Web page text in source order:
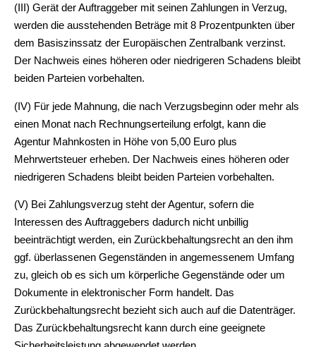
(III) Gerät der Auftraggeber mit seinen Zahlungen in Verzug,
werden die ausstehenden Beträge mit 8 Prozentpunkten über
dem Basiszinssatz der Europäischen Zentralbank verzinst.
Der Nachweis eines höheren oder niedrigeren Schadens bleibt
beiden Parteien vorbehalten.
(IV) Für jede Mahnung, die nach Verzugsbeginn oder mehr als
einen Monat nach Rechnungserteilung erfolgt, kann die
Agentur Mahnkosten in Höhe von 5,00 Euro plus
Mehrwertsteuer erheben. Der Nachweis eines höheren oder
niedrigeren Schadens bleibt beiden Parteien vorbehalten.
(V) Bei Zahlungsverzug steht der Agentur, sofern die
Interessen des Auftraggebers dadurch nicht unbillig
beeinträchtigt werden, ein Zurückbehaltungsrecht an den ihm
ggf. überlassenen Gegenständen in angemessenem Umfang
zu, gleich ob es sich um körperliche Gegenstände oder um
Dokumente in elektronischer Form handelt. Das
Zurückbehaltungsrecht bezieht sich auch auf die Datenträger.
Das Zurückbehaltungsrecht kann durch eine geeignete